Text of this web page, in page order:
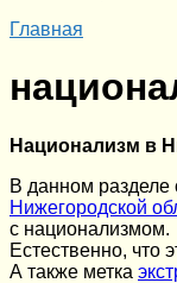
Главная
Национализм в
В данном разделе
Нижегородской
с национализмом.
Естественно, что
А также метка